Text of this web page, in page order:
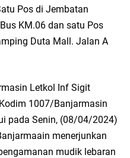
Pos di Jembatan
KM.06 dan satu Pos
Duta Mall. Jalan A
Letkol Inf Sigit
1007/Banjarmasin
pada Senin, (08/04/2024)
menerjunkan
mudik lebaran